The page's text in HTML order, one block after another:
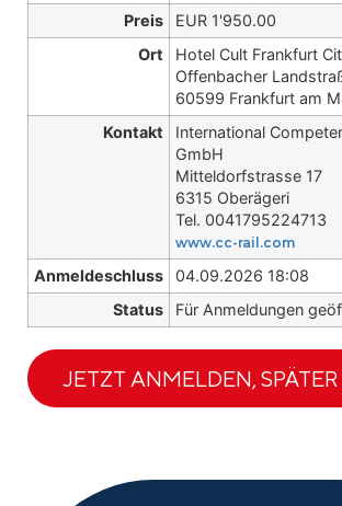
Preis
EUR 1'950.00
Ort
Hotel Cult Frankfurt
Offenbacher
60599 Frankfurt am
Kontakt
International
GmbH
Mitteldorfstrasse 17
6315 Oberägeri
Tel. 0041795224713
www.cc-rail.com
Anmeldeschluss
04.09.2026 18:08
Status
Für Anmeldungen
JETZT ANMELDEN,